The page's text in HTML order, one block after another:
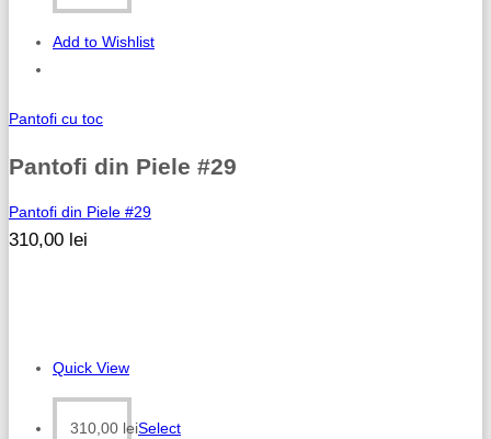
Add to Wishlist
Pantofi cu toc
Pantofi din Piele #29
Pantofi din Piele #29
310,00 lei
Quick View
310,00 leiSelect